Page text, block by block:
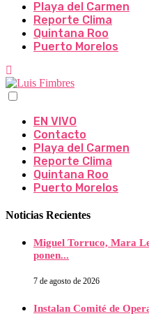
Playa del Carmen
Reporte Clima
Quintana Roo
Puerto Morelos
EN VIVO
Contacto
Playa del Carmen
Reporte Clima
Quintana Roo
Puerto Morelos
Noticias Recientes
Miguel Torruco, Mara
ponen...
7 de agosto de 2026
Instalan Comité de